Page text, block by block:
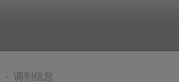
调剂信息